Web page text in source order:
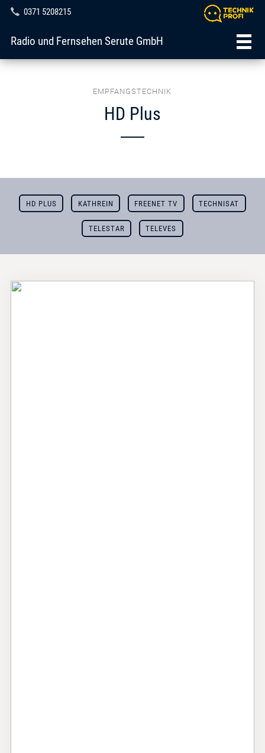
0371 5208215
Radio und Fernsehen Serute GmbH
EMPFANGSTECHNIK
HD Plus
HD PLUS KATHREIN FREENET TV TECHNISAT
TELESTAR TELEVES